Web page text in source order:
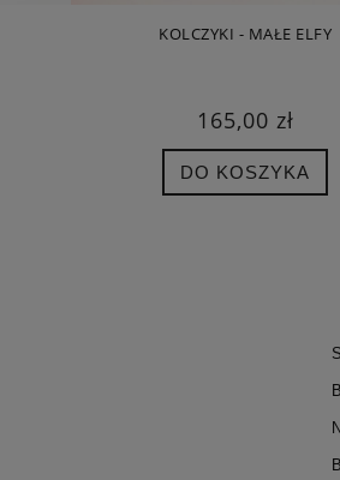
KOLCZYKI - MAŁE ELFY
165,00 zł
DO KOSZYKA